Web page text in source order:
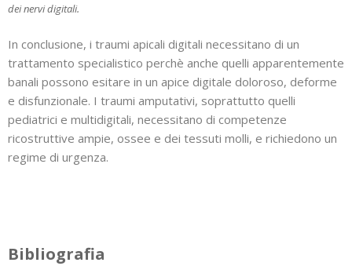
dei nervi digitali.
In conclusione, i traumi apicali digitali necessitano di un
trattamento specialistico perchè anche quelli apparentemente
banali possono esitare in un apice digitale doloroso, deforme
e disfunzionale. I traumi amputativi, soprattutto quelli
pediatrici e multidigitali, necessitano di competenze
ricostruttive ampie, ossee e dei tessuti molli, e richiedono un
regime di urgenza.
Bibliografia